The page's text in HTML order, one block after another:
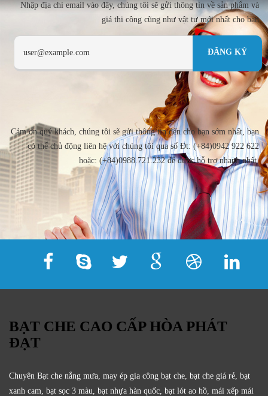
Nhập địa chi email vào đây, chúng tôi sẽ gửi thông tin về sản phẩm và
giá thi công cũng như vật tư mới nhất cho bạn
Cảm ơn quý khách, chúng tôi sẽ gửi thông tin đến cho bạn sớm nhất, bạn
có thể chủ động liên hệ với chúng tôi qua số Đt: (+84)0942 922 622
hoặc: (+84)0988.721.232 để được hỗ trợ nhanh nhất.
BẠT CHE CAO CẤP HÒA PHÁT
ĐẠT
Chuyên Bạt che nắng mưa, may ép gia công bạt che, bạt che giá rẻ, bạt
xanh cam, bạt sọc 3 màu, bạt nhựa hàn quốc, bạt lót ao hồ, mái xếp mái